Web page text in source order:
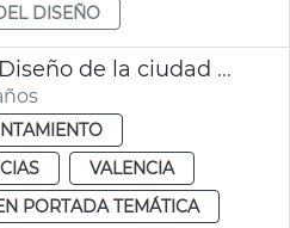
DISEÑO
Consejo Local de Diseño de la ciudad de València
VALENCIA
PORTADA TEMÁTICA